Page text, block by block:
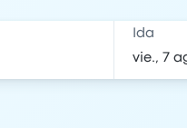
Ida